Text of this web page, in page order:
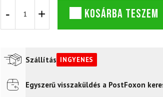
készlet
Javorinka
mennyiség
KOSÁRBA TESZEM
Szállítás INGYENES
Futár a címreIngyenes
Egyszerű visszaküldés a PostFoxon